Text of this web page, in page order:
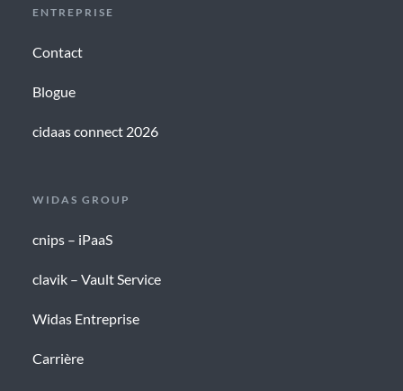
ENTREPRISE
Contact
Blogue
cidaas connect 2026
WIDAS GROUP
cnips – iPaaS
clavik – Vault Service
Widas Entreprise
Carrière